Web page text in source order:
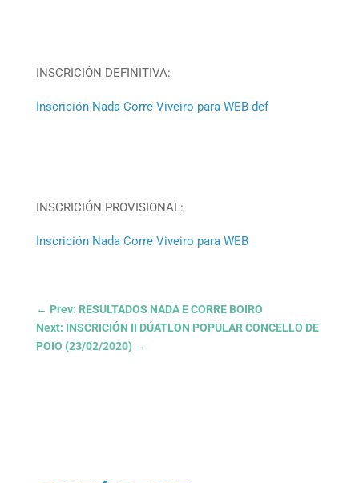
INSCRICIÓN DEFINITIVA:
Inscrición Nada Corre Viveiro para WEB def
INSCRICIÓN PROVISIONAL:
Inscrición Nada Corre Viveiro para WEB
← Prev: RESULTADOS NADA E CORRE BOIRO
Next: INSCRICIÓN II DÚATLON POPULAR CONCELLO DE
POIO (23/02/2020) →